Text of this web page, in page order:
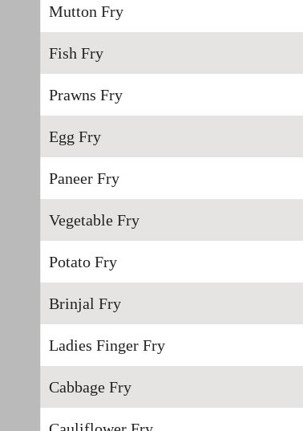
Mutton Fry
Fish Fry
Prawns Fry
Egg Fry
Paneer Fry
Vegetable Fry
Potato Fry
Brinjal Fry
Ladies Finger Fry
Cabbage Fry